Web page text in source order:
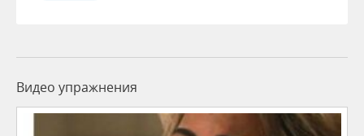
Видео упражнения